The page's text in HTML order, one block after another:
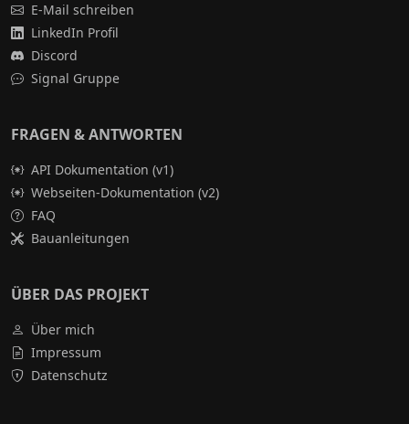
E-Mail schreiben
LinkedIn Profil
Discord
Signal Gruppe
FRAGEN & ANTWORTEN
API Dokumentation (v1)
Webseiten-Dokumentation (v2)
FAQ
Bauanleitungen
ÜBER DAS PROJEKT
Über mich
Impressum
Datenschutz